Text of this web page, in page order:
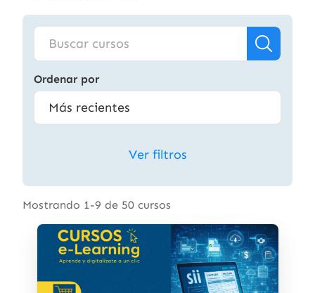
Ordenar por
Ver filtros
Mostrando 1-9 de 50 cursos